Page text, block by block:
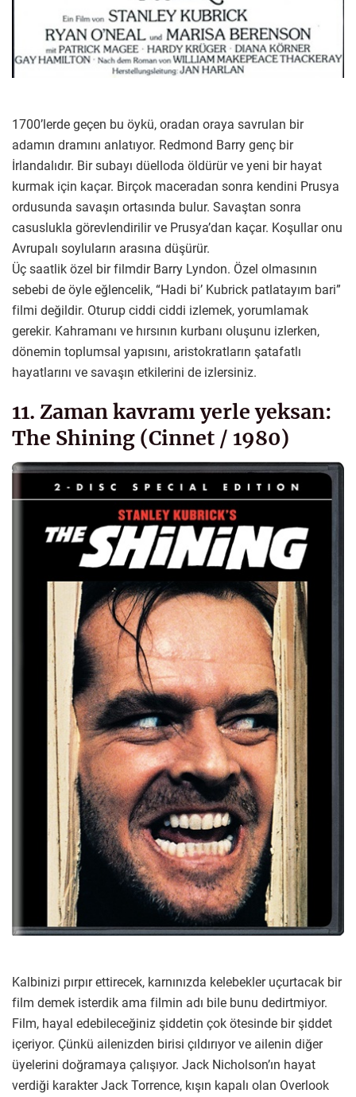
1700’lerde geçen bu öykü, oradan oraya savrulan bir
adamın dramını anlatıyor. Redmond Barry genç bir
İrlandalıdır. Bir subayı düelloda öldürür ve yeni bir hayat
kurmak için kaçar. Birçok maceradan sonra kendini Prusya
ordusunda savaşın ortasında bulur. Savaştan sonra
casuslukla görevlendirilir ve Prusya’dan kaçar. Koşullar onu
Avrupalı soyluların arasına düşürür.
Üç saatlik özel bir filmdir Barry Lyndon. Özel olmasının
sebebi de öyle eğlencelik, “Hadi bi’ Kubrick patlatayım bari”
filmi değildir. Oturup ciddi ciddi izlemek, yorumlamak
gerekir. Kahramanı ve hırsının kurbanı oluşunu izlerken,
dönemin toplumsal yapısını, aristokratların şatafatlı
hayatlarını ve savaşın etkilerini de izlersiniz.
11. Zaman kavramı yerle yeksan:
The Shining (Cinnet / 1980)
Kalbinizi pırpır ettirecek, karnınızda kelebekler uçurtacak bir
film demek isterdik ama filmin adı bile bunu dedirtmiyor.
Film, hayal edebileceğiniz şiddetin çok ötesinde bir şiddet
içeriyor. Çünkü ailenizden birisi çıldırıyor ve ailenin diğer
üyelerini doğramaya çalışıyor. Jack Nicholson’ın hayat
verdiği karakter Jack Torrence, kışın kapalı olan Overlook